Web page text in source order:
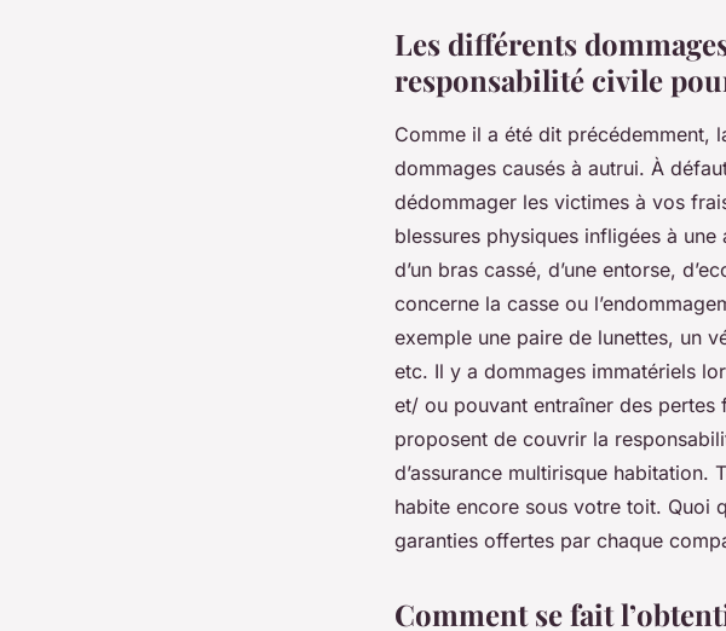
Les différents
responsabilité civile
Comme il a été dit précédemment,
dommages causés à autrui. À
dédommager les victimes à vos
blessures physiques infligées à
d’un bras cassé, d’une entorse,
concerne la casse ou
exemple une paire de lunettes, un
etc. Il y a dommages immatériels
et/ ou pouvant entraîner des pertes
proposent de couvrir la
d’assurance multirisque habitation.
habite encore sous votre toit. Quoi
garanties offertes par chaque
Comment se fait